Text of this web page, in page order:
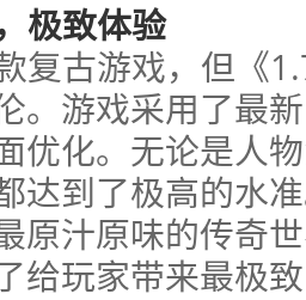
极致体验
复古游戏，但《
。游戏采用了最
优化。无论是人
达到了极高的水
原汁原味的传奇
给玩家带来最极